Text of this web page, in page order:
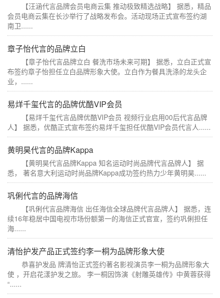
【汪涵代言品牌会员电商云集 推动极致精选战略】 据悉，精品
会员电商云集在长沙举行了战略发布会。活动现场正式宣布签约湖
南卫......
章子怡代言的品牌立白
【章子怡代言品牌立白 餐洗市场未来可期】 据悉，立白正式宣
布签约章子怡担任立白品牌形象大使。立白作为餐具洗涤的龙头企
业，......
易烊千玺代言的品牌优酷VIP会员
【易烊千玺代言品牌优酷VIP会员 视频行业启用00后代言品牌
人】 据悉，优酷正式宣布签约易烊千玺担任优酷VIP会员代言人......
黄明昊代言的品牌Kappa
【黄明昊代言品牌Kappa 知名运动时尚品牌代言品牌人】 据
悉， 著名意大利运动时尚品牌Kappa成功签约热力少年黄明昊......
巩俐代言的品牌海信
【巩俐代言品牌海信 出任海信全球品牌代言品牌人】 据悉，连
续16年稳居中国电视市场份额第一的海信正式官宣，签约巩俐担任
海......
清怡护发产品正式签约李一桐为品牌形象大使
恭喜护发品 牌清怡正式签约著名影视演员李一桐为品牌形象大
使 ，开启花漾护发之旅。 李一桐因饰演《射雕英雄传》中黄蓉获得
“......